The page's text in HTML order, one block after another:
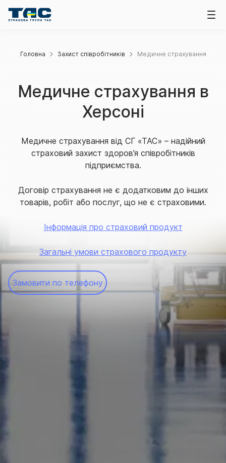
Головна Захист співробітників Медичне страхування
Медичне страхування в
Херсоні
Медичне страхування від СГ «ТАС» – надійний
страховий захист здоров’я співробітників
підприємства.
Договір страхування не є додатковим до інших
товарів, робіт або послуг, що не є страховими.
Інформація про страховий продукт
Загальні умови страхового продукту
Замовити по телефону